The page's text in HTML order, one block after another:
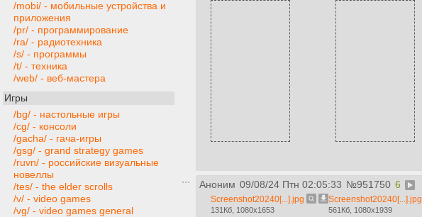
/mobi/ - мобильные устройства и
приложения
/pr/ - программирование
/ra/ - радиотехника
/s/ - программы
/t/ - техника
/web/ - веб-мастера
Игры
/bg/ - настольные игры
/cg/ - консоли
/gacha/ - гача-игры
/gsg/ - grand strategy games
/ruvn/ - российские визуальные
новеллы
/tes/ - the elder scrolls
/v/ - video games
/vg/ - video games general
Аноним 09/08/24 Птн 02:05:33 №951750 6
Screenshot20240[...].jpg
131Кб, 1080x1653
Screenshot20240[...].jpg
561Кб, 1080x1939